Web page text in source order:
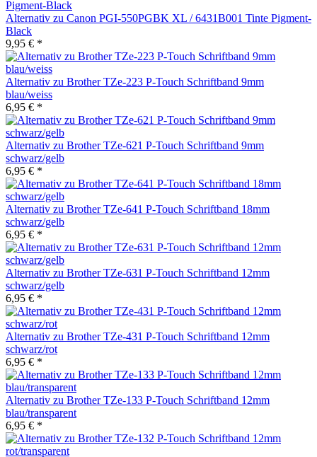
Alternativ zu Canon PGI-550PGBK XL / 6431B001 Tinte Pigment-
Black
9,95 € *
Alternativ zu Brother TZe-223 P-Touch Schriftband 9mm
blau/weiss
6,95 € *
Alternativ zu Brother TZe-621 P-Touch Schriftband 9mm
schwarz/gelb
6,95 € *
Alternativ zu Brother TZe-641 P-Touch Schriftband 18mm
schwarz/gelb
6,95 € *
Alternativ zu Brother TZe-631 P-Touch Schriftband 12mm
schwarz/gelb
6,95 € *
Alternativ zu Brother TZe-431 P-Touch Schriftband 12mm
schwarz/rot
6,95 € *
Alternativ zu Brother TZe-133 P-Touch Schriftband 12mm
blau/transparent
6,95 € *